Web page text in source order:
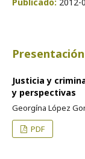
Presentación
Justicia y
y perspectivas
Georgína López
PDF